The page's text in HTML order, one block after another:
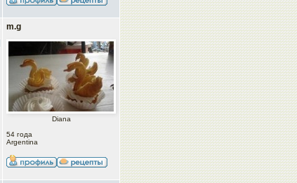
m.g
Diana
54 года
Argentina